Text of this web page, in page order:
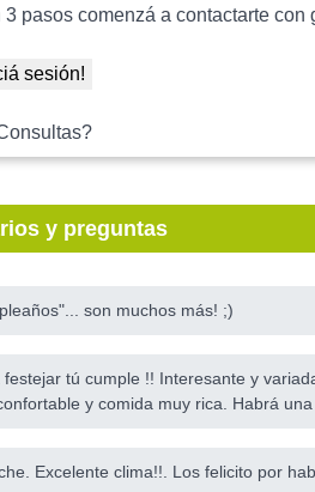
pasos comenzá a contactarte
sesión!
y preguntas
son muchos más! ;)
tú cumple !! Interesante y
y comida muy rica. Habrá
Excelente clima!!. Los felicito por